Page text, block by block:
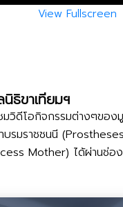
View Fullscreen
ธิขาเทียมฯ
มวิดีโอกิจกรรมต่างๆของมู
บรมราชชนนี
Mother) ได้ผ่านช่